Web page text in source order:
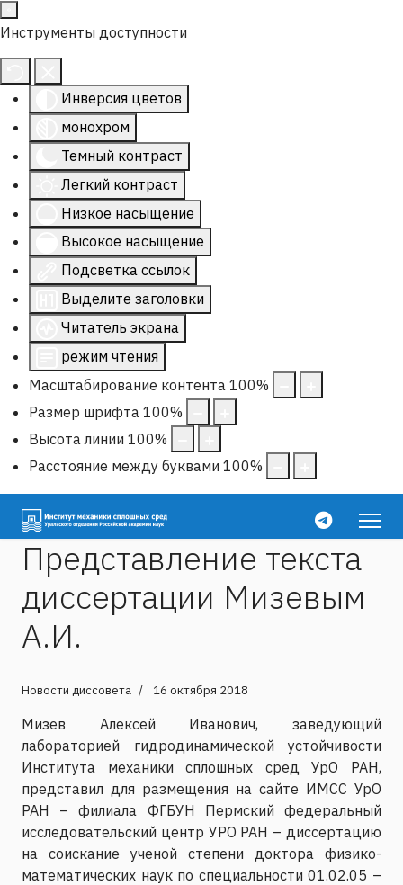
Инструменты доступности
Инверсия цветов
монохром
Темный контраст
Легкий контраст
Низкое насыщение
Высокое насыщение
Подсветка ссылок
Выделите заголовки
Читатель экрана
режим чтения
Масштабирование контента 100%
Размер шрифта 100%
Высота линии 100%
Расстояние между буквами 100%
Представление текста
диссертации Мизевым
А.И.
Новости диссовета 16 октября 2018
Мизев Алексей Иванович, заведующий
лабораторией гидродинамической устойчивости
Института механики сплошных сред УрО РАН,
представил для размещения на сайте ИМСС УрО
РАН – филиала ФГБУН Пермский федеральный
исследовательский центр УРО РАН – диссертацию
на соискание ученой степени доктора физико-
математических наук по специальности 01.02.05 –